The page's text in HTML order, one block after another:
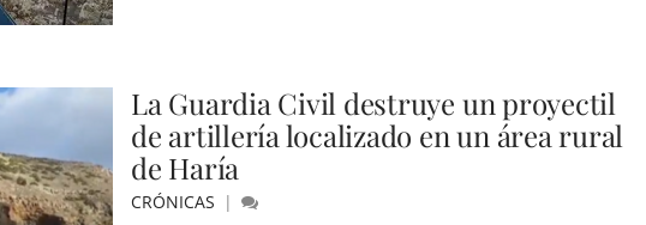
La Guardia Civil destruye un proyectil
de artillería localizado en un área rural
de Haría
CRÓNICAS